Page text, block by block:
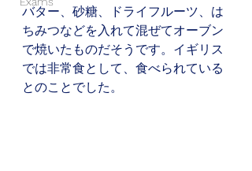
バター、砂糖、ドライフルーツ、は
ちみつなどを入れて混ぜてオーブン
で焼いたものだそうです。イギリス
では非常食として、食べられている
とのことでした。